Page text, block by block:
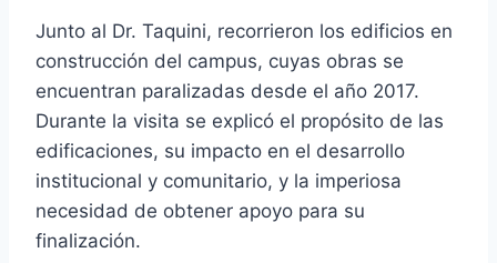
Junto al Dr. Taquini, recorrieron los edificios en
construcción del campus, cuyas obras se
encuentran paralizadas desde el año 2017.
Durante la visita se explicó el propósito de las
edificaciones, su impacto en el desarrollo
institucional y comunitario, y la imperiosa
necesidad de obtener apoyo para su
finalización.